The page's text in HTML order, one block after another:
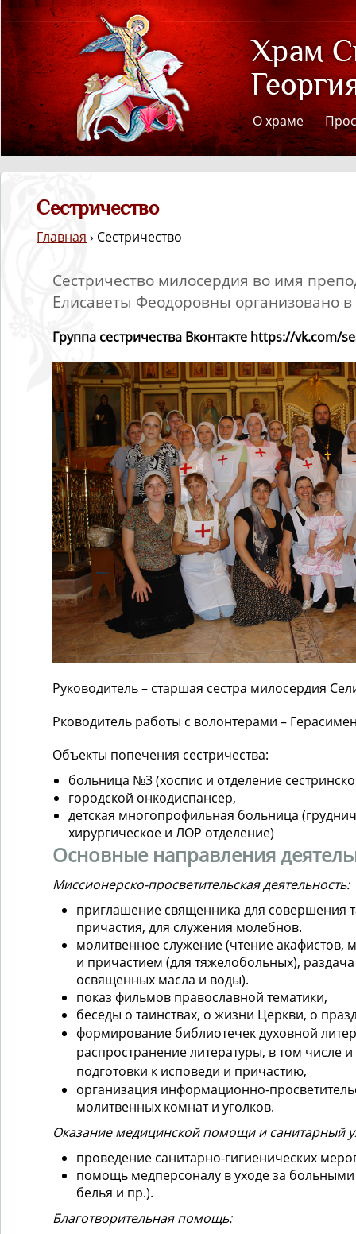
О храме
Сестричество
Главная › Сестричество
Сестричество милосердия во имя
Елисаветы Феодоровны организовано в
Группа сестричества Вконтакте https://
Руководитель – старшая сестра милосердия
Рководитель работы с волонтерами –
Объекты попечения сестричества:
больница №3 (хоспис и отделение
городской онкодиспансер,
детская многопрофильная больница
хирургическое и ЛОР отделение)
Основные направления
Миссионерско-просветительская деятельность:
приглашение священника для совершения
причастия, для служения молебнов.
молитвенное служение (чтение акафистов,
и причастием (для тяжелобольных),
освященных масла и воды).
показ фильмов православной тематики,
беседы о таинствах, о жизни Церкви, о
формирование библиотечек духовной
распространение литературы, в том числе
подготовки к исповеди и причастию,
организация информационно-
молитвенных комнат и уголков.
Оказание медицинской помощи и санитарный
проведение санитарно-гигиенических
помощь медперсоналу в уходе за
белья и пр.).
Благотворительная помощь: